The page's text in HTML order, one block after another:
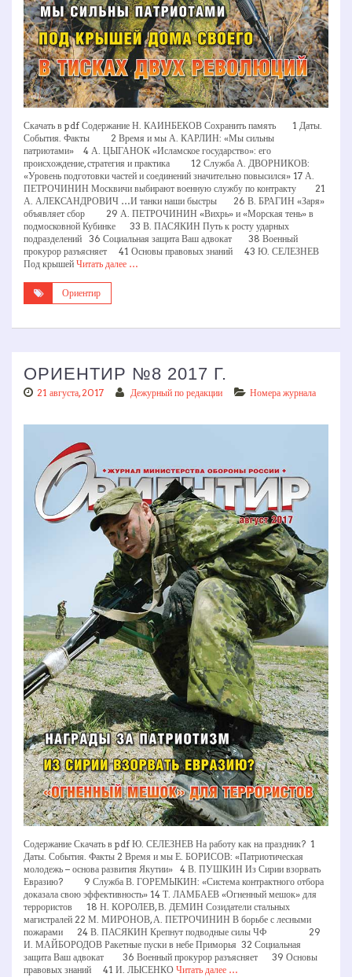
Скачать в pdf Содержание Н. КАИНБЕКОВ Сохранить память 1 Даты.
События. Факты 2 Время и мы А. КАРЛИН: «Мы сильны
патриотами» 4 А. ЦЫГАНОК «Исламское государство»: его
происхождение, стратегия и практика 12 Служба А. ДВОРНИКОВ:
«Уровень подготовки частей и соединений значительно повысился» 17 А.
ПЕТРОЧИНИН Москвичи выбирают военную службу по контракту 21
А. АЛЕКСАНДРОВИЧ …И танки наши быстры 26 В. БРАГИН «Заря»
объявляет сбор 29 А. ПЕТРОЧИНИН «Вихрь» и «Морская тень» в
подмосковной Кубинке 33 В. ПАСЯКИН Путь к росту ударных
подразделений 36 Социальная защита Ваш адвокат 38 Военный
прокурор разъясняет 41 Основы правовых знаний 43 Ю. СЕЛЕЗНЕВ
Под крышей Читать далее …
Ориентир
ОРИЕНТИР №8 2017 Г.
21 августа, 2017 Дежурный по редакции Номера журнала
Содержание Скачать в pdf Ю. СЕЛЕЗНЕВ На работу как на праздник? 1
Даты. События. Факты 2 Время и мы Е. БОРИСОВ: «Патриотическая
молодежь – основа развития Якутии» 4 В. ПУШКИН Из Сирии взорвать
Евразию? 9 Служба В. ГОРЕМЫКИН: «Система контрактного отбора
доказала свою эффективность» 14 Т. ЛАМБАЕВ «Огненный мешок» для
террористов 18 Н. КОРОЛЕВ, В. ДЕМИН Созидатели стальных
магистралей 22 М. МИРОНОВ, А. ПЕТРОЧИНИН В борьбе с лесными
пожарами 24 В. ПАСЯКИН Крепнут подводные силы ЧФ 29
И. МАЙБОРОДОВ Ракетные пуски в небе Приморья 32 Социальная
защита Ваш адвокат 36 Военный прокурор разъясняет 39 Основы
правовых знаний 41 И. ЛЫСЕНКО Читать далее …